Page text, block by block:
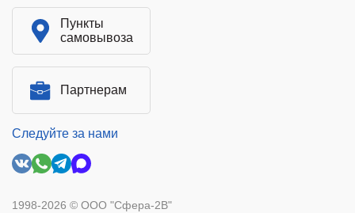
Пункты
самовывоза
Партнерам
Следуйте за нами
1998-2026 © ООО "Сфера-2В"